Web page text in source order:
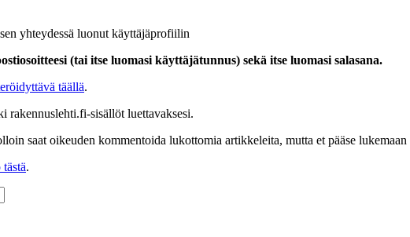
yhteydessä luonut käyttäjäprofiilin
(tai itse luomasi käyttäjätunnus) sekä itse luomasi salasana.
täällä.
rakennuslehti.fi-sisällöt luettavaksesi.
saat oikeuden kommentoida lukottomia artikkeleita, mutta et pääse
.